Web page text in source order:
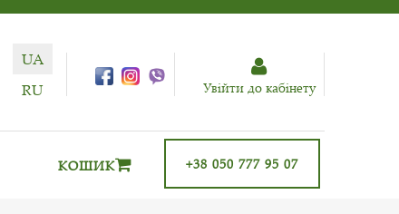
UA
RU
Увiйти до кабiнету
+38 050 777 95 07
КОШИК